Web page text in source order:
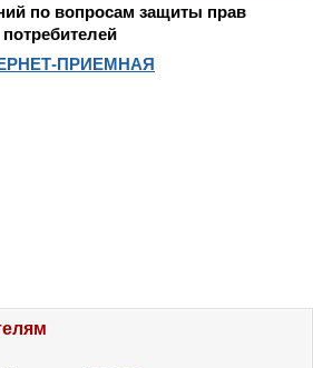
по вопросам защиты прав
потребителей
ПРИЕМНАЯ